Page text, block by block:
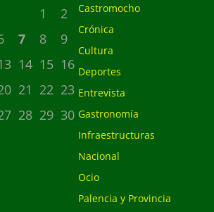
1
2
7 8
9
14 15 16
21 22 23
28 29 30
Castromocho
Crónica
Cultura
Deportes
Entrevista
Gastronomía
Infraestructuras
Nacional
Ocio
Palencia y Provincia